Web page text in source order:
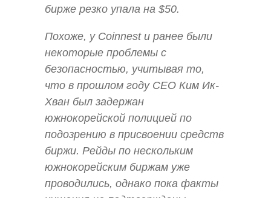
бирже резко упала на $50.
Похоже, у Coinnest и ранее были
некоторые проблемы с
безопасностью, учитывая то,
что в прошлом году CEO Ким Ик-
Хван был задержан
южнокорейской полицией по
подозрению в присвоении средств
биржи. Рейды по нескольким
южнокорейским биржам уже
проводились, однако пока факты